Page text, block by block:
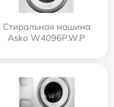
Стиральная машина
Asko W4096P.W.P